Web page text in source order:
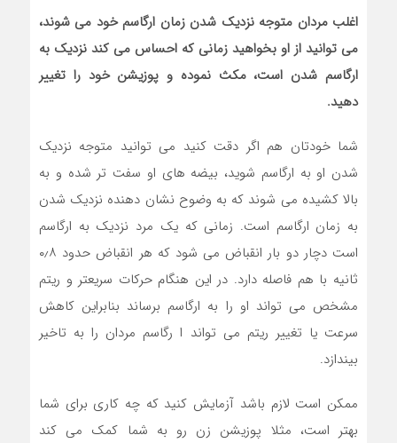
اغلب مردان متوجه نزدیک شدن زمان ارگاسم خود می شوند،
می توانید از او بخواهید زمانی که احساس می کند نزدیک به
ارگاسم شدن است، مکث نموده و پوزیشن خود را تغییر
دهید.
شما خودتان هم اگر دقت کنید می توانید متوجه نزدیک
شدن او به ارگاسم شوید، بیضه های او سفت تر شده و به
بالا کشیده می شوند که به وضوح نشان دهنده نزدیک شدن
به زمان ارگاسم است. زمانی که یک مرد نزدیک به ارگاسم
است دچار دو بار انقباض می شود که هر انقباض حدود ۰٫۸
ثانیه با هم فاصله دارد. در این هنگام حرکات سریعتر و ریتم
مشخص می تواند او را به ارگاسم برساند بنابراین کاهش
سرعت یا تغییر ریتم می تواند ا رگاسم مردان را به تاخیر
بیندازد.
ممکن است لازم باشد آزمایش کنید که چه کاری برای شما
بهتر است، مثلا پوزیشن زن رو به شما کمک می کند